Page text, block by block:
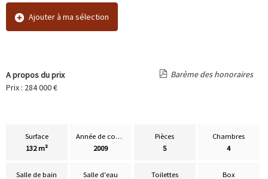
Ajouter à ma sélection
A propos du prix
Barème des honoraires
Prix : 284 000 €
Surface
132 m²
Année de construction
2009
Pièces
5
Chambres
4
Salle de bain
Salle d'eau
Toilettes
Box